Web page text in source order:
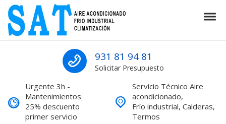
Skip to navigation
Skip to content
SAT Aire acondicionado Barcelona
SAT Aire acondicionado Barcelona Servicio Técnico
931 81 94 81
Solicitar Presupuesto
Urgente 3h -
Mantenimientos
25% descuento
primer servicio
Servicio Técnico Aire
acondicionado,
Frío industrial, Calderas,
Termos